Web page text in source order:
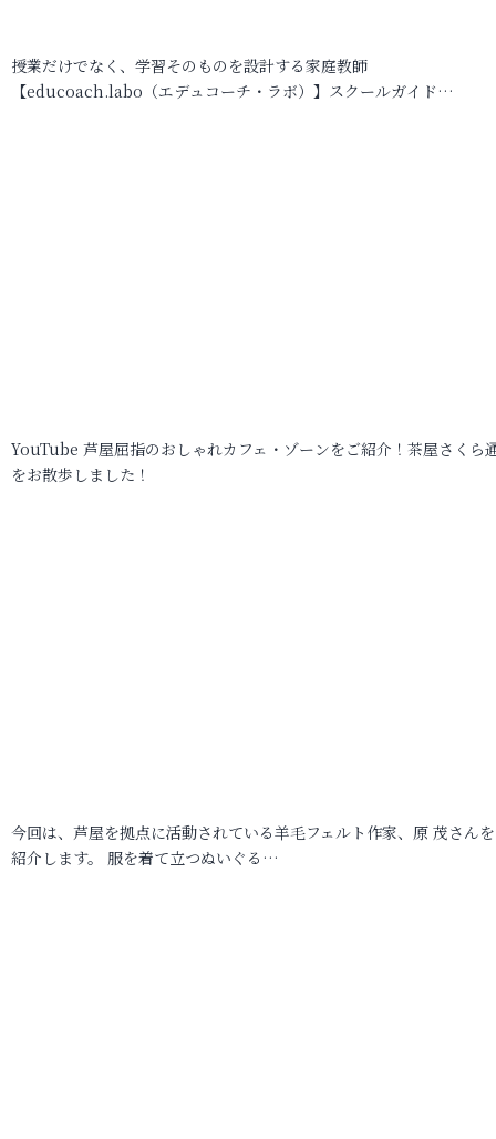
授業だけでなく、学習そのものを設計する家庭教師
【educoach.labo（エデュコーチ・ラボ）】スクールガイド…
YouTube 芦屋屈指のおしゃれカフェ・ゾーンをご紹介！茶屋さくら
をお散歩しました！
今回は、芦屋を拠点に活動されている羊毛フェルト作家、原 茂さん
紹介します。 服を着て立つぬいぐる…